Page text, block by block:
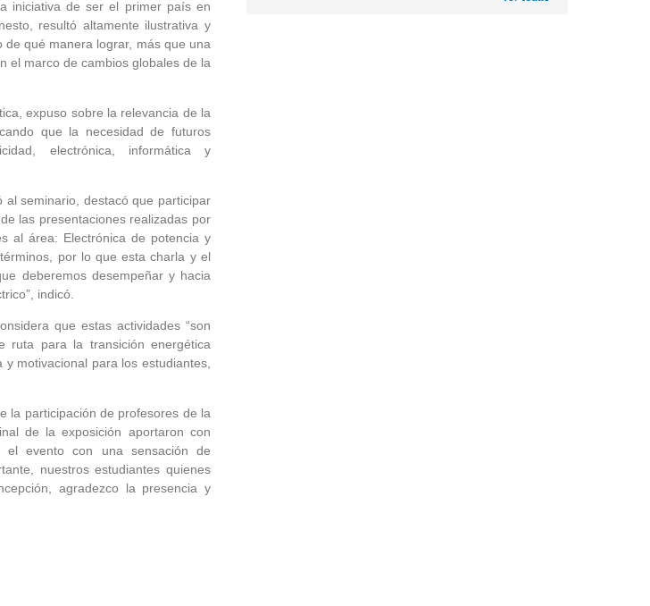
iniciativa de ser el primer país en
resultó altamente ilustrativa y
qué manera lograr, más que una
el marco de cambios globales de la
expuso sobre la relevancia de la
que la necesidad de futuros
electrónica, informática y
al seminario, destacó que participar
las presentaciones realizadas por
al área: Electrónica de potencia y
por lo que esta charla y el
deberemos desempeñar y hacia
indicó.
que estas actividades “son
ruta para la transición energética
motivacional para los estudiantes,
la participación de profesores de la
de la exposición aportaron con
el evento con una sensación de
nuestros estudiantes quienes
agradezco la presencia y